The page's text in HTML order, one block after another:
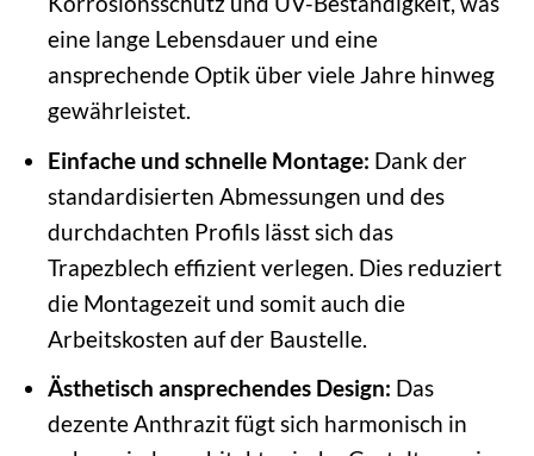
eine lange Lebensdauer und eine
ansprechende Optik über viele Jahre hinweg
gewährleistet.
Einfache und schnelle Montage: Dank der
standardisierten Abmessungen und des
durchdachten Profils lässt sich das
Trapezblech effizient verlegen. Dies reduziert
die Montagezeit und somit auch die
Arbeitskosten auf der Baustelle.
Ästhetisch ansprechendes Design: Das
dezente Anthrazit fügt sich harmonisch in